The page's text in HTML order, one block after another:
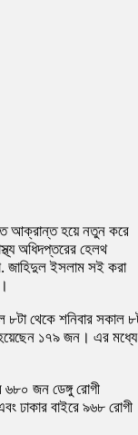
আক্রান্ত হয়ে নতুন করে
অধিদপ্তরের হেলথ
জাহিদুল ইসলাম সই করা
থেকে শনিবার সকাল
হয়েছেন ১৭৯ জন। এর মধ্যে
৬৮০ জন ডেঙ্গু রোগী
ঢাকার বাইরে ৯৬৮ রোগী